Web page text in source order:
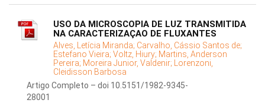
USO DA MICROSCOPIA DE LUZ TRANSMITIDA
NA CARACTERIZAÇAO DE FLUXANTES
Alves, Letícia Miranda; Carvalho, Cássio Santos de;
Estefano Vieira; Voltz, Hiury; Martins, Anderson
Pereira; Moreira Junior, Valdenir; Lorenzoni,
Cleidisson Barbosa
Artigo Completo – doi 10.5151/1982-9345-
28001